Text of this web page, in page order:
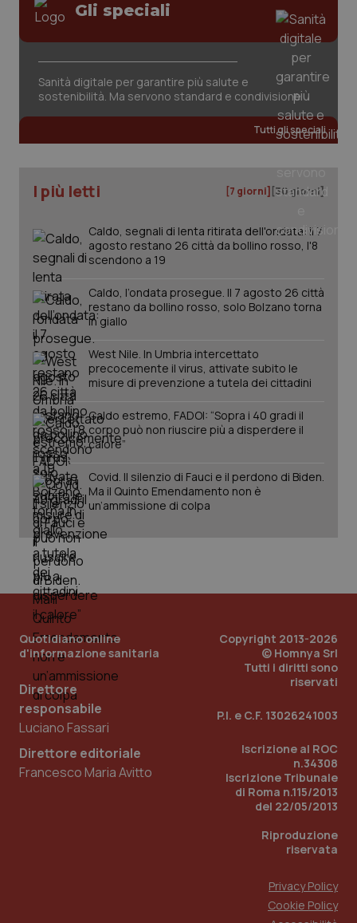
Gli speciali
Sanità digitale per garantire più salute e
sostenibilità. Ma servono standard e condivisione
Tutti gli speciali
I più letti [7 giorni] [30 giorni]
Caldo, segnali di lenta ritirata dell'ondata: il 7
agosto restano 26 città da bollino rosso, l'8
scendono a 19
Caldo, l’ondata prosegue. Il 7 agosto 26 città
restano da bollino rosso, solo Bolzano torna
in giallo
West Nile. In Umbria intercettato
precocemente il virus, attivate subito le
misure di prevenzione a tutela dei cittadini
Caldo estremo, FADOI: “Sopra i 40 gradi il
corpo può non riuscire più a disperdere il
calore”
Covid. Il silenzio di Fauci e il perdono di Biden.
Ma il Quinto Emendamento non è
un’ammissione di colpa
Quotidiano online
d'informazione sanitaria
Direttore
responsabile
Luciano Fassari
Direttore editoriale
Francesco Maria Avitto
Copyright 2013-2026
© Homnya Srl
Tutti i diritti sono
riservati
P.I. e C.F. 13026241003
Iscrizione al ROC
n.34308
Iscrizione Tribunale
di Roma n.115/2013
del 22/05/2013
Riproduzione
riservata
Privacy Policy
Cookie Policy
tracking-enable
www.quotidianosanita.it
www.quotidianosanita.it
2
PHPSESSID
.quotidianosanita.it
1